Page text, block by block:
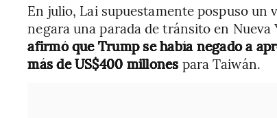
En julio, Lai supuestamente pospuso un
negara una parada de tránsito en Nueva
afirmó que Trump se había negado a
más de US$400 millones para Taiwán.